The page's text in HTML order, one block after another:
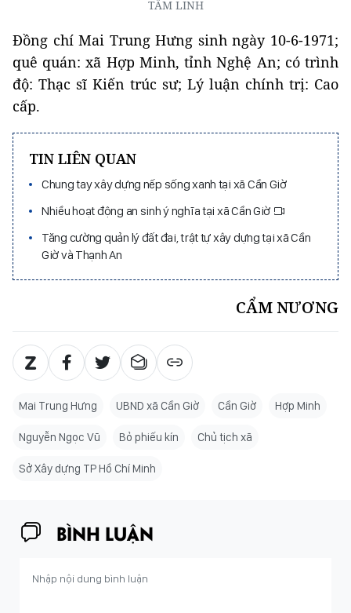
TÂM LINH
Đồng chí Mai Trung Hưng sinh ngày 10-6-1971;
quê quán: xã Hợp Minh, tỉnh Nghệ An; có trình
độ: Thạc sĩ Kiến trúc sư; Lý luận chính trị: Cao
cấp.
TIN LIÊN QUAN
Chung tay xây dựng nếp sống xanh tại xã Cần Giờ
Nhiều hoạt động an sinh ý nghĩa tại xã Cần Giờ
Tăng cường quản lý đất đai, trật tự xây dựng tại xã Cần
Giờ và Thạnh An
CẨM NƯƠNG
Mai Trung Hưng UBND xã Cần Giờ Cần Giờ Hợp Minh
Nguyễn Ngọc Vũ Bỏ phiếu kín Chủ tịch xã
Sở Xây dựng TP Hồ Chí Minh
BÌNH LUẬN